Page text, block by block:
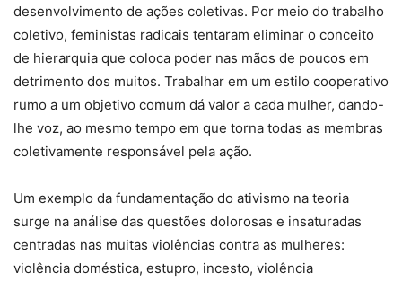
desenvolvimento de ações coletivas. Por meio do trabalho
coletivo, feministas radicais tentaram eliminar o conceito
de hierarquia que coloca poder nas mãos de poucos em
detrimento dos muitos. Trabalhar em um estilo cooperativo
rumo a um objetivo comum dá valor a cada mulher, dando-
lhe voz, ao mesmo tempo em que torna todas as membras
coletivamente responsável pela ação.
Um exemplo da fundamentação do ativismo na teoria
surge na análise das questões dolorosas e insaturadas
centradas nas muitas violências contra as mulheres:
violência doméstica, estupro, incesto, violência